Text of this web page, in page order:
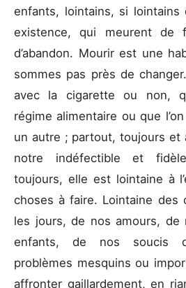
enfants, lointains, si lointains
existence, qui meurent de
d’abandon. Mourir est une
sommes pas près de
avec la cigarette ou non,
régime alimentaire ou que
un autre ; partout, toujours et
notre indéfectible et
toujours, elle est lointaine à
choses à faire. Lointaine des
les jours, de nos amours, de
enfants, de nos soucis
problèmes mesquins ou
affronter gaillardement, en